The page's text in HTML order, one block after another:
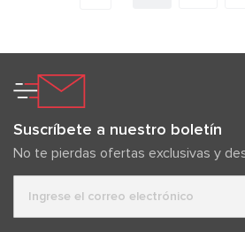
Suscríbete a nuestro boletín
No te pierdas ofertas exclusivas y